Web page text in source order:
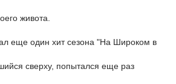
живота.
еще один хит сезона "На Широком в
сверху, попытался еще раз